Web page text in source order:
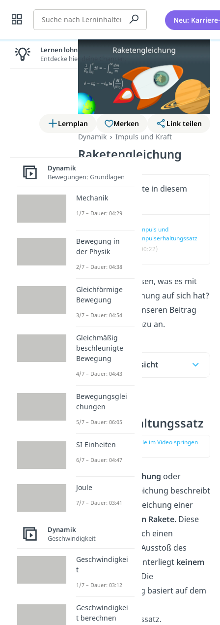
Suche Neu:
Lernplan Merken
Link teilen
Dynamik
Impuls und Kraft
Raketengleichung
Wichtige Inhalte in diesem
Video
Impuls und
Impulserhaltungssatz
(00:22)
Du möchtest wissen, was es mit
der Raketengleichung auf sich hat?
Dann schau dir unseren Beitrag
dazu an.
Inhaltsübersicht
Impuls und
Impulserhaltungssatz
zur Stelle im Video springen
Raketengleichung oder
Raketengrundgleichung beschreibt
die Bewegungsgleichung einer
kräftefreien Rakete.Diese
beschleunigt durch einen
kontinuierlichen Ausstoß des
Treibstoffs und unterliegt keinem
Luftwiderstand
. Die
Raketengleichung basiert auf dem
Impuls und dem
Impulserhaltungssatz.
Lernen lohnt sich!
Entdecke hier deine Chancen.
Dynamik
Bewegungen: Grundlagen
Mechanik
1/7 – Dauer: 04:29
Bewegung in
der Physik
2/7 – Dauer: 04:38
Gleichförmige
Bewegung
3/7 – Dauer: 04:54
Gleichmäßig
beschleunigte
Bewegung
4/7 – Dauer: 04:43
Bewegungsglei
chungen
5/7 – Dauer: 06:05
SI Einheiten
6/7 – Dauer: 04:47
Joule
7/7 – Dauer: 03:41
Dynamik
Geschwindigkeit
Geschwindigkei
t
1/7 – Dauer: 03:12
Geschwindigkei
t berechnen